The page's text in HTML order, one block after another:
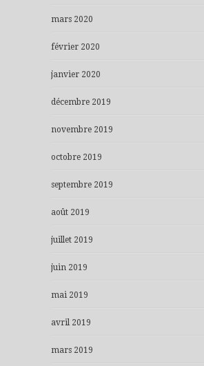
mars 2020
février 2020
janvier 2020
décembre 2019
novembre 2019
octobre 2019
septembre 2019
août 2019
juillet 2019
juin 2019
mai 2019
avril 2019
mars 2019